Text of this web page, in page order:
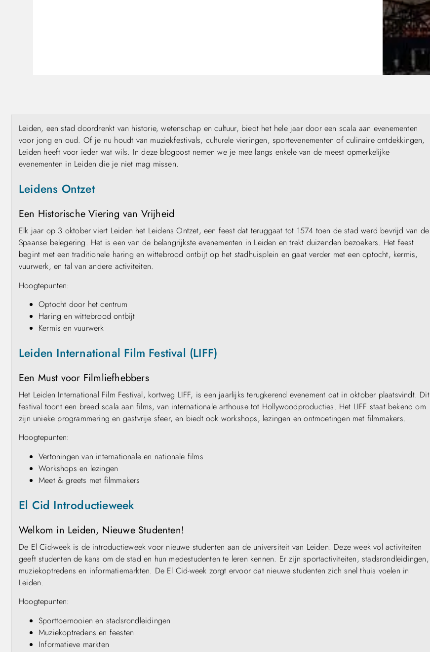
Leiden, een stad doordrenkt van historie, wetenschap en cultuur, biedt het hele jaar door een scala aan evenementen
voor jong en oud. Of je nu houdt van muziekfestivals, culturele vieringen, sportevenementen of culinaire ontdekkingen,
Leiden heeft voor ieder wat wils. In deze blogpost nemen we je mee langs enkele van de meest opmerkelijke
evenementen in Leiden die je niet mag missen.
Leidens Ontzet
Een Historische Viering van Vrijheid
Elk jaar op 3 oktober viert Leiden het Leidens Ontzet, een feest dat teruggaat tot 1574 toen de stad werd bevrijd van de
Spaanse belegering. Het is een van de belangrijkste evenementen in Leiden en trekt duizenden bezoekers. Het feest
begint met een traditionele haring en wittebrood ontbijt op het stadhuisplein en gaat verder met een optocht, kermis,
vuurwerk, en tal van andere activiteiten.
Hoogtepunten:
Optocht door het centrum
Haring en wittebrood ontbijt
Kermis en vuurwerk
Leiden International Film Festival (LIFF)
Een Must voor Filmliefhebbers
Het Leiden International Film Festival, kortweg LIFF, is een jaarlijks terugkerend evenement dat in oktober plaatsvindt. Dit
festival toont een breed scala aan films, van internationale arthouse tot Hollywoodproducties. Het LIFF staat bekend om
zijn unieke programmering en gastvrije sfeer, en biedt ook workshops, lezingen en ontmoetingen met filmmakers.
Hoogtepunten:
Vertoningen van internationale en nationale films
Workshops en lezingen
Meet & greets met filmmakers
El Cid Introductieweek
Welkom in Leiden, Nieuwe Studenten!
De El Cid-week is de introductieweek voor nieuwe studenten aan de universiteit van Leiden. Deze week vol activiteiten
geeft studenten de kans om de stad en hun medestudenten te leren kennen. Er zijn sportactiviteiten, stadsrondleidingen,
muziekoptredens en informatiemarkten. De El Cid-week zorgt ervoor dat nieuwe studenten zich snel thuis voelen in
Leiden.
Hoogtepunten:
Sporttoernooien en stadsrondleidingen
Muziekoptredens en feesten
Informatieve markten